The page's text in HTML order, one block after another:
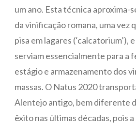
um ano. Esta técnica aproxima-
da vinificação romana, uma vez
pisa em lagares (‘calcatorium’), e
serviam essencialmente para a
estágio e armazenamento dos
massas. O Natus 2020
Alentejo antigo, bem diferente
êxito nas últimas décadas, pois